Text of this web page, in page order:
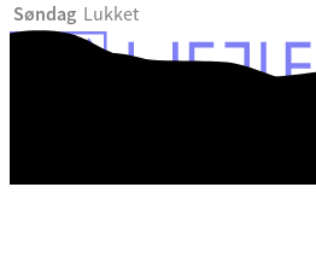
Søndag Lukket